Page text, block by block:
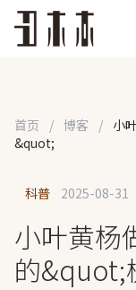
首页 / 博客 / 小
&quot;
科普 2025-08-31
小叶黄杨
的&quot;